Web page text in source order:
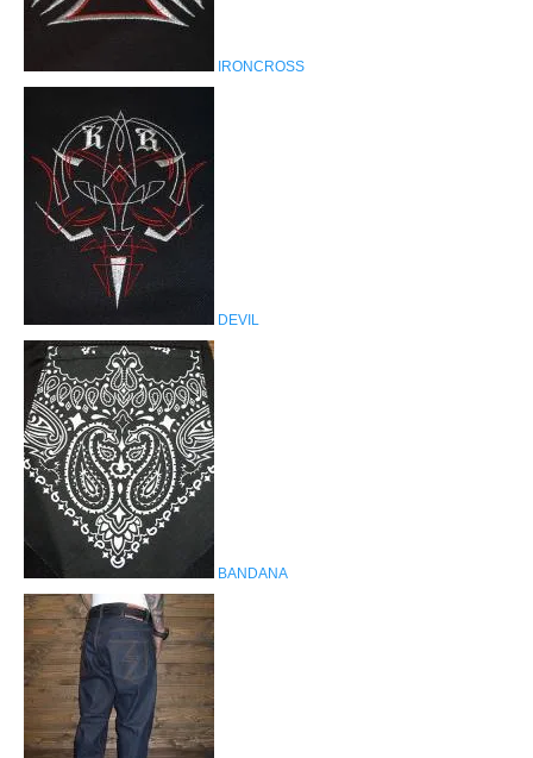
IRONCROSS
DEVIL
BANDANA